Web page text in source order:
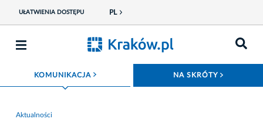
UŁATWIENIA DOSTĘPU PL
KOMUNIKACJA ROZWIŃ MENU NA SKRÓTY
Aktualności